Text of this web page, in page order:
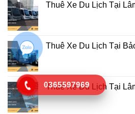
Thuê Xe Du Lịch Tại
Thuê Xe Du Lịch Tại
Thuê Xe Du Lịch Tại
0365597969